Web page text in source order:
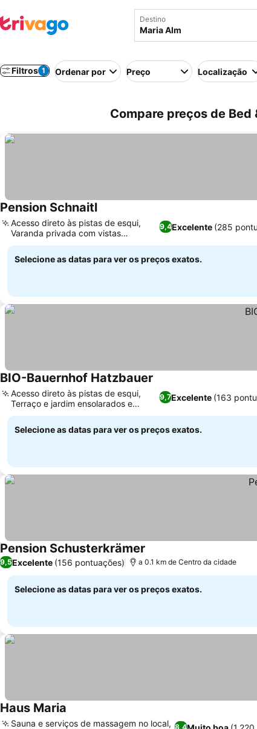
Destino
Filtros 1 Ordenar por Preço Localização
Compare preços de
Pension SchnaitlVer preços
9,4Excelente (285
Acesso direto às pistas de esqui,
Varanda privada com vistas
panorâmicas
Selecione as datas para ver os preços exatos.
BIO-Bauernhof Hatzbauer
9,7Excelente (163
Acesso direto às pistas de esqui,
Terraço e jardim ensolarados e
tranquilos
Selecione as datas para ver os preços exatos.
Pension Schusterkrämer
9,5Excelente (156 pontuações) a 0.1 km de Centro da cidade
Selecione as datas para ver os preços exatos.
Haus Maria
8,4
Sauna e serviços de massagem no local,